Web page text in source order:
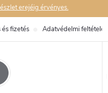
erejéig érvényes.
és fizetés Adatvédelmi feltételek